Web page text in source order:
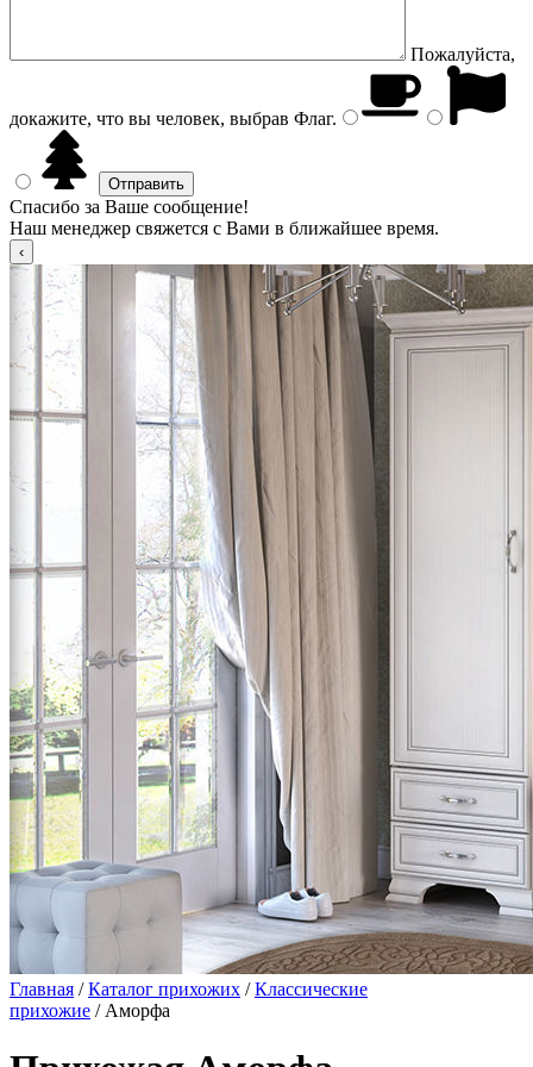
Пожалуйста,
докажите, что вы человек, выбрав Флаг.
Спасибо за Ваше сообщение!
Наш менеджер свяжется с Вами в ближайшее время.
Главная /Каталог прихожих /Классические
прихожие / Аморфа